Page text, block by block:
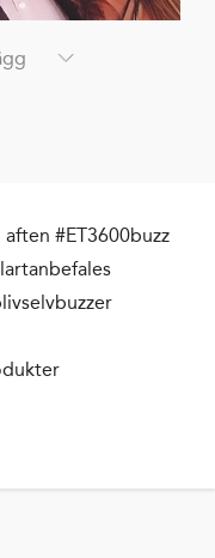
#ET3600buzz